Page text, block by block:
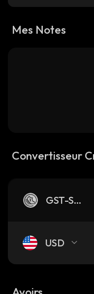
Mes Notes
Convertisseur
GST-SOL
USD